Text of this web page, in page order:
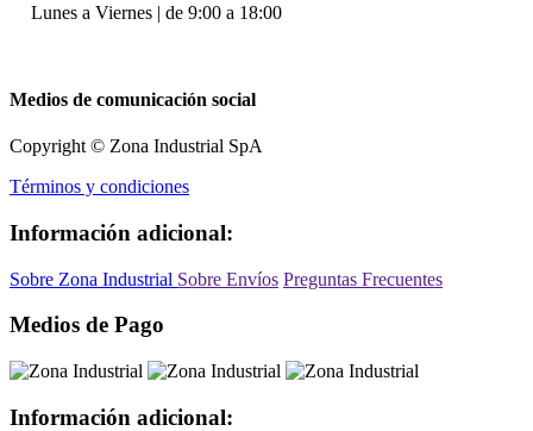
Lunes a Viernes | de 9:00 a 18:00
Medios de comunicación social
Copyright © Zona Industrial SpA
Términos y condiciones
Información adicional:
Sobre Zona Industrial Sobre Envíos Preguntas Frecuentes
Medios de Pago
Información adicional: